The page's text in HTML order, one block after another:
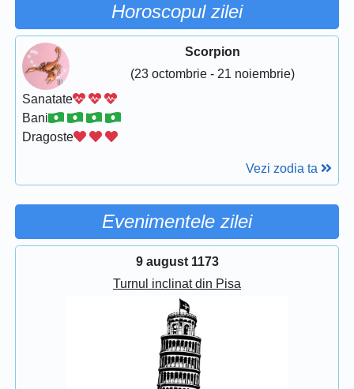
Horoscopul zilei
Scorpion
(23 octombrie - 21 noiembrie)
Sanatate
Bani
Dragoste
Vezi zodia ta
Evenimentele zilei
9 august 1173
Turnul inclinat din Pisa